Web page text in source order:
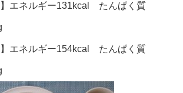
)】エネルギー131kcal たんぱく質
)】エネルギー154kcal たんぱく質